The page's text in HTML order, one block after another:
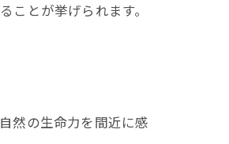
とが挙げられます。
然の生命力を間近に感